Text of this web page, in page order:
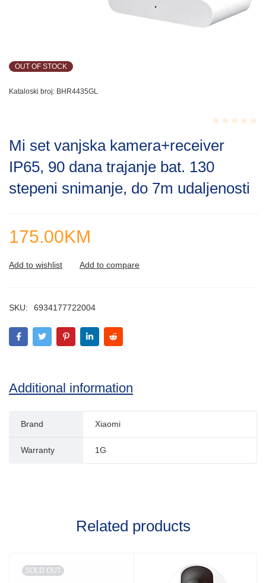
OUT OF STOCK
Kataloski broj: BHR4435GL
0.001
of
Mi set vanjska kamera+receiver
IP65, 90 dana trajanje bat. 130
stepeni snimanje, do 7m udaljenosti
175.00KM
SKU: 6934177722004
Additional information
Brand Xiaomi
Warranty 1G
Related products
SOLD OUT